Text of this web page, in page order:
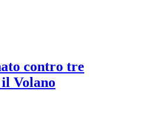
contro tre
Volano